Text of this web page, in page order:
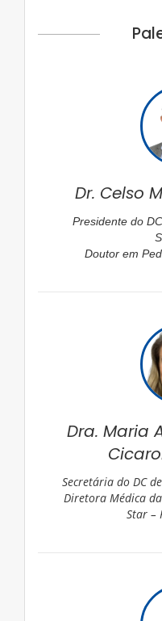
Dr. Celso
Presidente do
Doutor em
Dra. Maria
Secretária do DC
Diretora Médica
Star –